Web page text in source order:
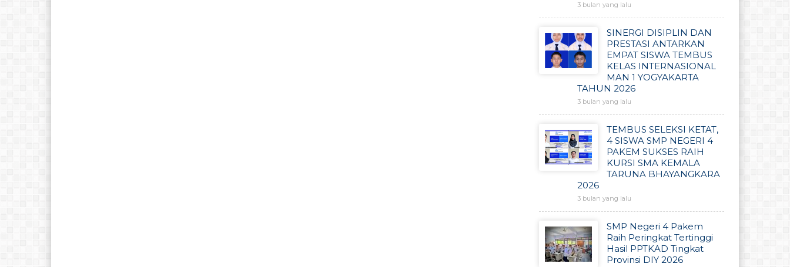
3 bulan yang lalu
SINERGI DISIPLIN DAN
PRESTASI ANTARKAN
EMPAT SISWA TEMBUS
KELAS INTERNASIONAL
MAN 1 YOGYAKARTA
TAHUN 2026
3 bulan yang lalu
TEMBUS SELEKSI KETAT,
4 SISWA SMP NEGERI 4
PAKEM SUKSES RAIH
KURSI SMA KEMALA
TARUNA BHAYANGKARA
2026
3 bulan yang lalu
SMP Negeri 4 Pakem
Raih Peringkat Tertinggi
Hasil PPTKAD Tingkat
Provinsi DIY 2026